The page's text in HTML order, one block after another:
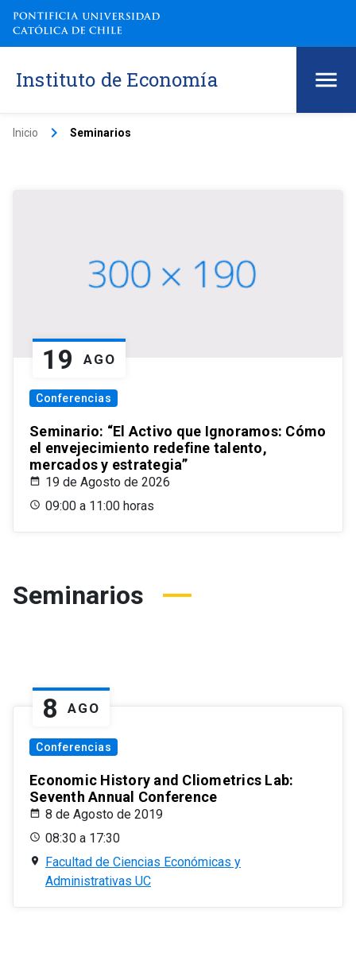
Instituto de Economía
Inicio keyboard_arrow_right Seminarios
19 AGO
Conferencias
Seminario: “El Activo que Ignoramos: Cómo
el envejecimiento redefine talento,
mercados y estrategia”
19 de Agosto de 2026
09:00 a 11:00 horas
Seminarios
8 AGO
Conferencias
Economic History and Cliometrics Lab:
Seventh Annual Conference
8 de Agosto de 2019
08:30 a 17:30
Facultad de Ciencias Económicas y
Administrativas UC